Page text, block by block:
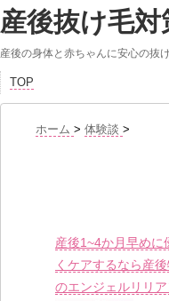
産後抜け毛
産後の身体と赤ちゃんに安心の抜
TOP
ホーム > 体験談 >
産後1~4か月早めに
くケアするなら産
のエンジェルリリア